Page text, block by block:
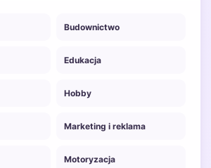
Budownictwo
Edukacja
Hobby
Marketing i reklama
Motoryzacja